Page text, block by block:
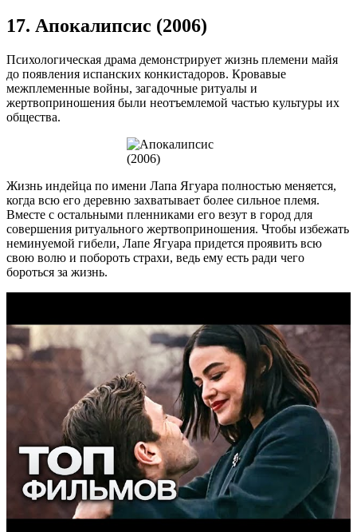
17. Апокалипсис (2006)
Психологическая драма демонстрирует жизнь племени майя
до появления испанских конкистадоров. Кровавые
межплеменные войны, загадочные ритуалы и
жертвоприношения были неотъемлемой частью культуры их
общества.
Жизнь индейца по имени Лапа Ягуара полностью меняется,
когда всю его деревню захватывает более сильное племя.
Вместе с остальными пленниками его везут в город для
совершения ритуального жертвоприношения. Чтобы избежать
неминуемой гибели, Лапе Ягуара придется проявить всю
свою волю и побороть страхи, ведь ему есть ради чего
бороться за жизнь.